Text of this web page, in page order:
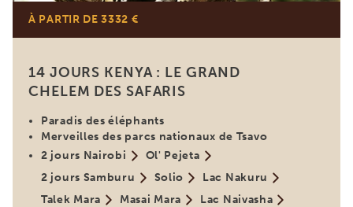
À PARTIR DE 3332 €
14 JOURS KENYA : LE GRAND
CHELEM DES SAFARIS
Paradis des éléphants
Merveilles des parcs nationaux de Tsavo
2 jours Nairobi
Ol' Pejeta
2 jours Samburu
Solio
Lac Nakuru
Talek Mara
Masai Mara
Lac Naivasha